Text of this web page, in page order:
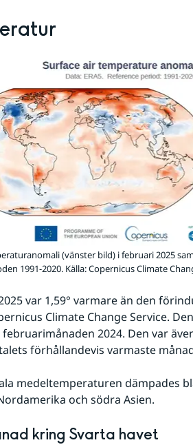
(vänster bild) i februari 2025
1991-2020. Källa: Copernicus Climate
var 1,59° varmare än den
Climate Change Service.
2024. Den var
förhållandevis varmaste
medeltemperaturen dämpades
och södra Asien.
kring Svarta havet